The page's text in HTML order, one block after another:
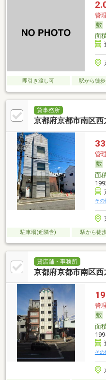
管
面
即引き渡し可 駅から徒
貸事務所
京都府京都市南区
33
管
面
その
駐車場(近隣含) 駅から徒
貸店舗・事務所
京都府京都市南区西
管
面
その